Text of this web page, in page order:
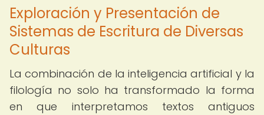
Exploración y Presentación de
Sistemas de Escritura de Diversas
Culturas
La combinación de la inteligencia artificial y la
filología no solo ha transformado la forma
en que interpretamos textos antiguos